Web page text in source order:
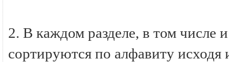
2. В каждом разделе, в том числе
сортируются по алфавиту исходя